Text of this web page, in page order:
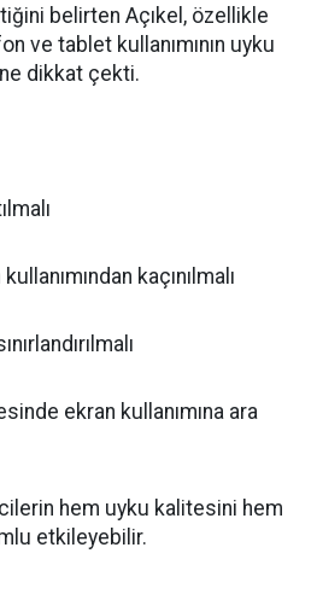
belirten Açıkel, özellikle
ve tablet kullanımının uyku
dikkat çekti.
kaçınılmalı
ekran kullanımına ara
hem uyku kalitesini hem
etkileyebilir.